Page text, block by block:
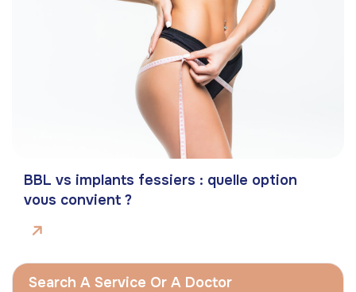
BBL vs implants fessiers : quelle option
vous convient ?
Search A Service Or A Doctor